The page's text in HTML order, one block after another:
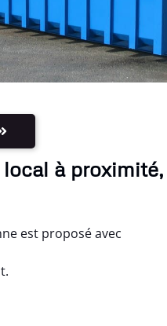
à proximité,
est proposé avec